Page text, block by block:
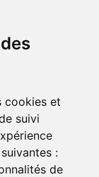
cookies et
suivi
:
de
ou le vélo